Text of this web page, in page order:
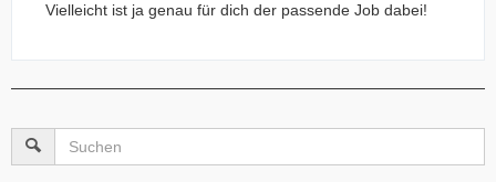
Vielleicht ist ja genau für dich der passende Job dabei!